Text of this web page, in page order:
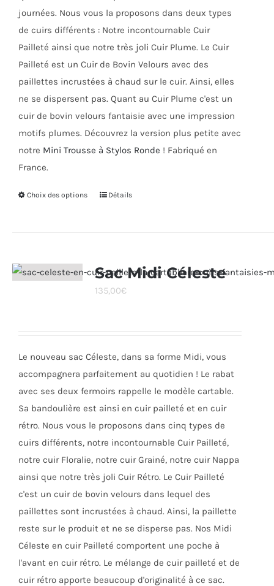
page
produit
journées. Nous vous la proposons dans deux types
de cuirs différents : Notre incontournable Cuir
Pailleté ainsi que notre très joli Cuir Plume. Le Cuir
Pailleté est un Cuir de Bovin Velours avec des
paillettes incrustées à chaud sur le cuir. Ainsi, elles
ne se dispersent pas. Quant au Cuir Plume c'est un
cuir de bovin velours fantaisie avec une impression
motifs plumes. Découvrez la version plus petite avec
notre Mini Trousse à Stylos Ronde ! Fabriqué en
France.
Choix des options
Ce
variations.
Les
choisies
sur
page
produit
Détails
Sac Midi Céleste
135,00€
Le nouveau sac Céleste, dans sa forme Midi, vous
accompagnera parfaitement au quotidien ! Le rabat
avec ses deux fermoirs rappelle le modèle cartable.
Sa bandoulière est ainsi en cuir pailleté et en cuir
rétro. Nous vous le proposons dans cinq types de
cuirs différents, notre incontournable Cuir Pailleté,
notre cuir Floralie, notre cuir Grainé, notre cuir Nappa
ainsi que notre très joli Cuir Rétro. Le Cuir Pailleté
c'est un cuir de bovin velours dans lequel des
paillettes sont incrustées à chaud. Ainsi, la paillette
reste sur le produit et ne se disperse pas. Nos Midi
Céleste en cuir Pailleté comportent une poche à
l'avant en cuir rétro. Le mélange de cuir pailleté et de
cuir rétro apporte beaucoup d'originalité à ce sac.